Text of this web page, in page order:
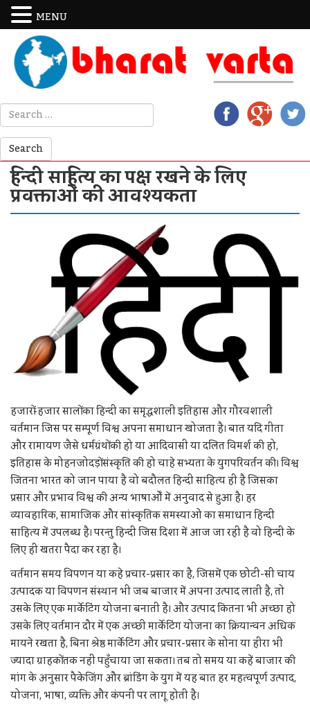
हिन्दी साहित्य का पक्ष रखने के लिए
प्रवक्ताओं की आवश्यकता
हजारों-हजार सालों का हिन्दी का समृद्धशाली इतिहास और गौरवशाली
वर्तमान जिस पर सम्पूर्ण विश्व अपना समाधान खोजता है। बात यदि गीता
और रामायण जैसे धर्मग्रंथों की हो या आदिवासी या दलित विमर्श की हो,
इतिहास के मोहनजोदड़ों संस्कृति की हो चाहे सभ्यता के युगपरिवर्तन की। विश्व
जितना भारत को जान पाया है वो बदौलत हिन्दी साहित्य ही है जिसका
प्रसार और प्रभाव विश्व की अन्य भाषाओँ में अनुवाद से हुआ है। हर
व्यावहारिक, सामाजिक और सांस्कृतिक समस्याओं का समाधान हिन्दी
साहित्य में उपलब्ध है। परन्तु हिन्दी जिस दिशा में आज जा रही है वो हिन्दी के
लिए ही खतरा पैदा कर रहा है।
वर्तमान समय विपणन या कहे प्रचार-प्रसार का है, जिसमें एक छोटी-सी चाय
उत्पादक या विपणन संस्थान भी जब बाजार में अपना उत्पाद लाती है, तो
उसके लिए एक मार्केटिंग योजना बनाती है। और उत्पाद कितना भी अच्छा हो
उसके लिए वर्तमान दौर में एक अच्छी मार्केटिंग योजना का क्रियान्वन अधिक
मायने रखता है, बिना श्रेष्ठ मार्केटिंग और प्रचार-प्रसार के सोना या हीरा भी
ज्यादा ग्राहकों तक नहीं पहुँचाया जा सकता। तब तो समय या कहें बाजार की
मांग के अनुसार पैकेजिंग और ब्रांडिंग के युग में यह बात हर महत्वपूर्ण उत्पाद,
योजना, भाषा, व्यक्ति और कंपनी पर लागू होती है।
MENU